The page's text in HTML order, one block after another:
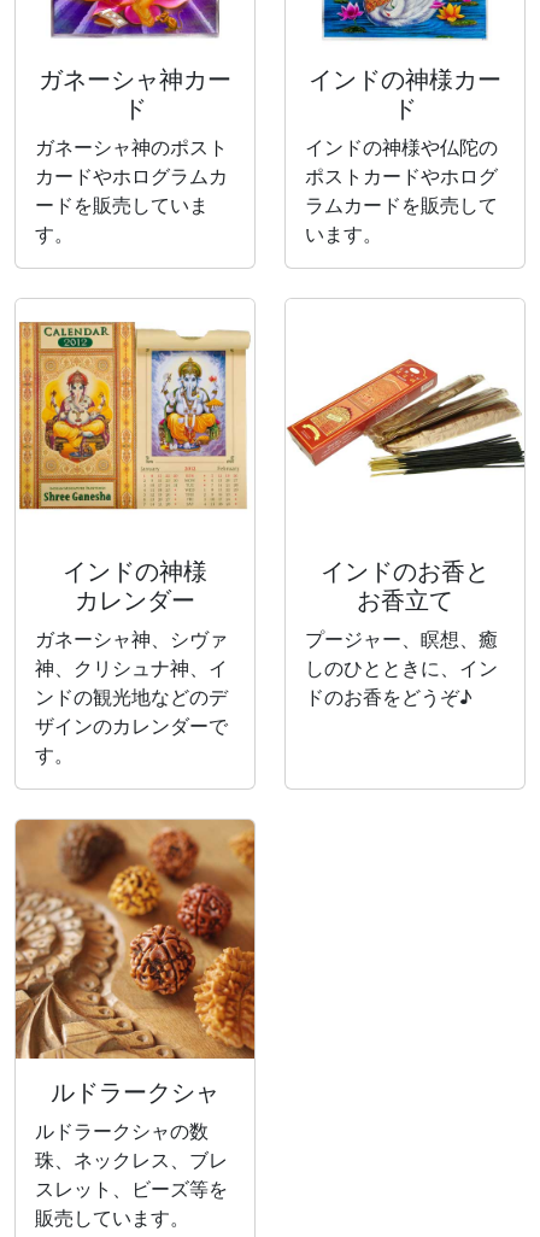
ガネーシャ神カー
ド
ガネーシャ神のポスト
カードやホログラムカ
ードを販売していま
す。
インドの神様カー
ド
インドの神様や仏陀の
ポストカードやホログ
ラムカードを販売して
います。
インドの神様
カレンダー
ガネーシャ神、シヴァ
神、クリシュナ神、イ
ンドの観光地などのデ
ザインのカレンダーで
す。
インドのお香と
お香立て
プージャー、瞑想、癒
しのひとときに、イン
ドのお香をどうぞ♪
ルドラークシャ
ルドラークシャの数
珠、ネックレス、ブレ
スレット、ビーズ等を
販売しています。